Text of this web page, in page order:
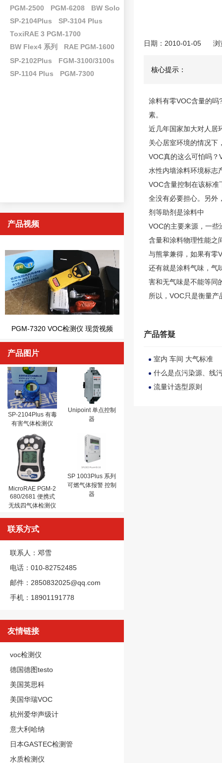
PGM-2500
PGM-6208
BW Solo
SP-2104Plus
SP-3104 Plus
ToxiRAE 3 PGM-1700
BW Flex4 系列
RAE PGM-1600
SP-2102Plus
FGM-3100/3100s
SP-1104 Plus
PGM-7300
产品视频
PGM-7320 VOC检测仪 现货视频
产品图片
SP-2104Plus 有毒
有害气体检测仪
Unipoint 单点控制
器
MicroRAE PGM-2
680/2681 便携式
无线四气体检测仪
SP 1003Plus 系列
可燃气体报警 控制
器
联系方式
联系人：邓雪
电话：010-82752485
邮件：2850832025@qq.com
手机：18901191778
友情链接
voc检测仪
德国德图testo
美国英思科
美国华瑞VOC
杭州爱华声级计
意大利哈纳
日本GASTEC检测管
水质检测仪
日期：2010-01-05 浏
核心提示：
涂料有零VOC含量的吗
素。
近几年国家加大对人居
关心居室环境的情况下
VOC真的这么可怕吗
水性内墙涂料环境标志
VOC含量控制在该标准
全没有必要担心。另外
剂等助剂是涂料中
VOC的主要来源，一些
含量和涂料物理性能之
与熊掌兼得，如果有零
还有就是涂料气味，气
害和无气味是不能等同
所以， VOC只是衡量产
产品答疑
室内 车间 大气标准
什么是点污染源、线
流量计选型原则